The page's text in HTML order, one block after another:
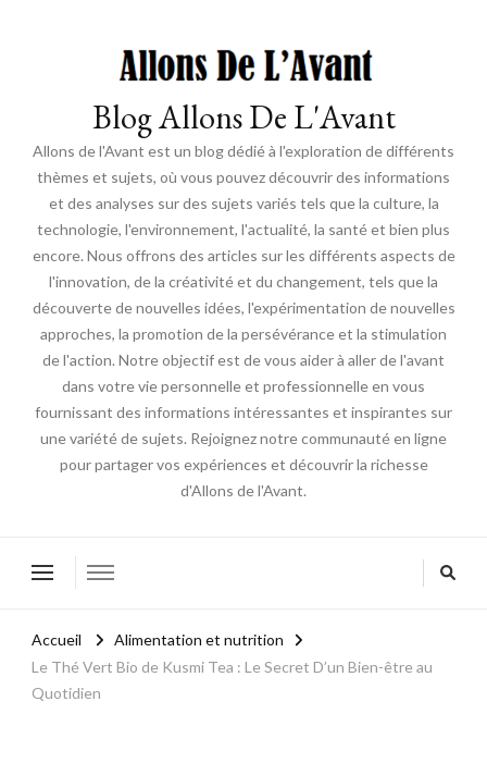
Blog Allons De L'Avant
Allons de l'Avant est un blog dédié à l'exploration de différents
thèmes et sujets, où vous pouvez découvrir des informations
et des analyses sur des sujets variés tels que la culture, la
technologie, l'environnement, l'actualité, la santé et bien plus
encore. Nous offrons des articles sur les différents aspects de
l'innovation, de la créativité et du changement, tels que la
découverte de nouvelles idées, l'expérimentation de nouvelles
approches, la promotion de la persévérance et la stimulation
de l'action. Notre objectif est de vous aider à aller de l'avant
dans votre vie personnelle et professionnelle en vous
fournissant des informations intéressantes et inspirantes sur
une variété de sujets. Rejoignez notre communauté en ligne
pour partager vos expériences et découvrir la richesse
d'Allons de l'Avant.
Accueil
Alimentation et nutrition
Le Thé Vert Bio de Kusmi Tea : Le Secret D’un Bien-être au
Quotidien